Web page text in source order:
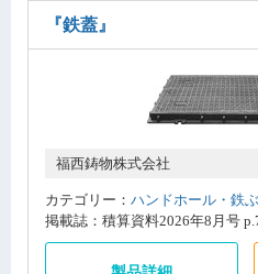
『鉄蓋』
福西鋳物株式会社
カテゴリー： ハンドホール・鉄
掲載誌：積算資料2026年8月号